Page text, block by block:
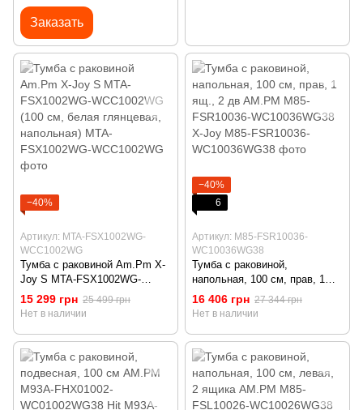
Заказать
−40%
Артикул: MTA-FSX1002WG-
WCC1002WG
Тумба с раковиной Am.Pm X-
Joy S MTA-FSX1002WG-
WCC1002WG (100 см, белая
глянцевая, напольная)
15 299 грн 25 499 грн
Нет в наличии
−40%
6
Артикул: M85-FSR10036-
WC10036WG38
Тумба с раковиной,
напольная, 100 см, прав, 1
ящ., 2 дв AM.PM M85-
FSR10036-WC10036WG38 X-
16 406 грн 27 344 грн
Нет в наличии